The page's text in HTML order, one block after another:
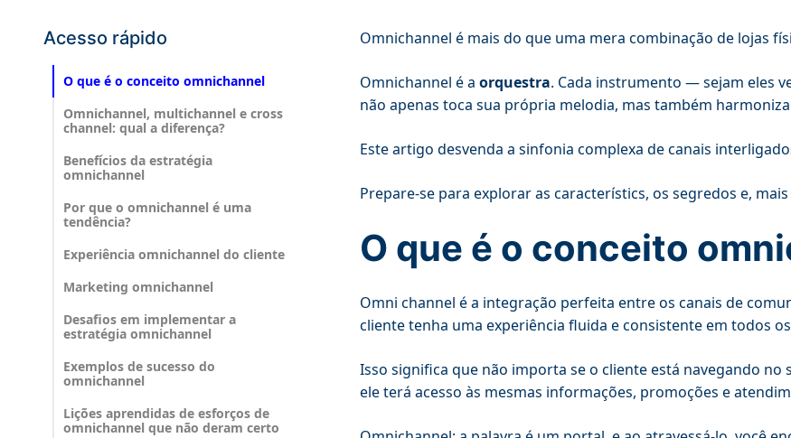
Acesso rápido
O que é o conceito omnichannel
Omnichannel, multichannel e cross
channel: qual a diferença?
Benefícios da estratégia
omnichannel
Por que o omnichannel é uma
tendência?
Experiência omnichannel do cliente
Marketing omnichannel
Desafios em implementar a
estratégia omnichannel
Exemplos de sucesso do
omnichannel
Lições aprendidas de esforços de
omnichannel que não deram certo
Omnichannel é mais do que uma mera combinação de lojas
Omnichannel é a orquestra. Cada instrumento — sejam eles
não apenas toca sua própria melodia, mas também
Este artigo desvenda a sinfonia complexa de canais
Prepare-se para explorar as característics, os segredos e,
O que é o conceito
Omni channel é a integração perfeita entre os canais de
cliente tenha uma experiência fluida e consistente em todos
Isso significa que não importa se o cliente está navegando
ele terá acesso às mesmas informações, promoções e